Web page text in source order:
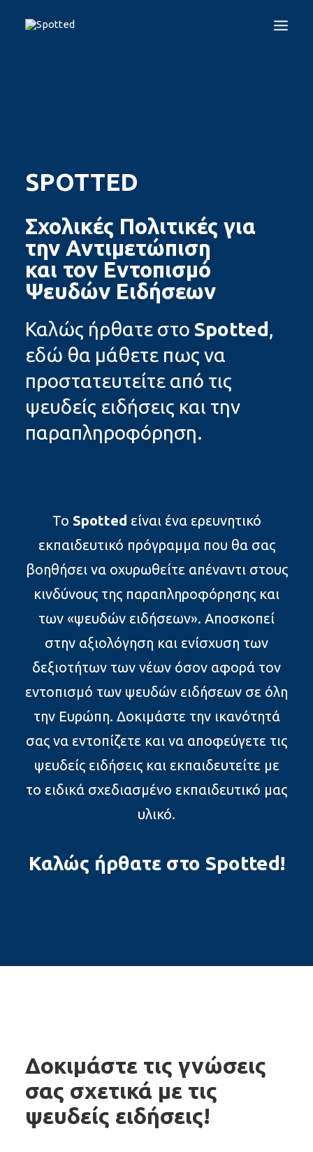
ΠΑΡΑΠΛΗΡΟΦΌΡΗΣΗ
ΠΟΙΟΙ ΕΊΜΑΣΤΕ
ΕΠΙΚΟΙΝΩΝΊΑ
LOGIN
SPOTTED
Σχολικές Πολιτικές για
την Αντιμετώπιση
και τον Εντοπισμό
Ψευδών Ειδήσεων
Καλώς ήρθατε στο Spotted,
εδώ θα μάθετε πως να
προστατευτείτε από τις
ψευδείς ειδήσεις και την
παραπληροφόρηση.
Το Spotted είναι ένα ερευνητικό
εκπαιδευτικό πρόγραμμα που θα σας
βοηθήσει να οχυρωθείτε απέναντι στους
κινδύνους της παραπληροφόρησης και
των «ψευδών ειδήσεων». Αποσκοπεί
στην αξιολόγηση και ενίσχυση των
δεξιοτήτων των νέων όσον αφορά τον
εντοπισμό των ψευδών ειδήσεων σε όλη
την Ευρώπη. Δοκιμάστε την ικανότητά
σας να εντοπίζετε και να αποφεύγετε τις
ψευδείς ειδήσεις και εκπαιδευτείτε με
το ειδικά σχεδιασμένο εκπαιδευτικό μας
υλικό.
Καλώς ήρθατε στο Spotted!
Δοκιμάστε τις γνώσεις
σας σχετικά με τις
ψευδείς ειδήσεις!